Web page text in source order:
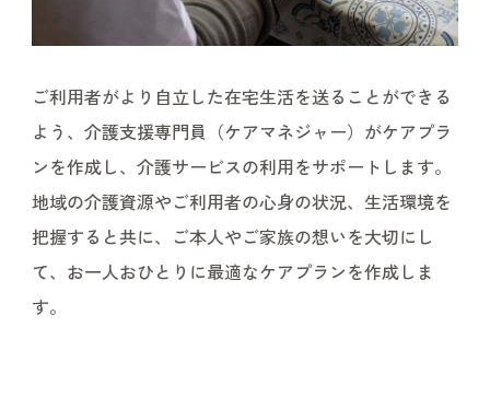
ご利用者がより自立した在宅生活を送ることができる
よう、介護支援専門員（ケアマネジャー）がケアプラ
ンを作成し、介護サービスの利用をサポートします。
地域の介護資源やご利用者の心身の状況、生活環境を
把握すると共に、ご本人やご家族の想いを大切にし
て、お一人おひとりに最適なケアプランを作成しま
す。